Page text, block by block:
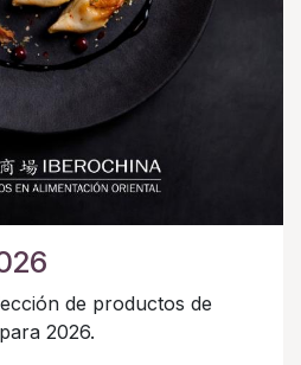
de productos de
2026.